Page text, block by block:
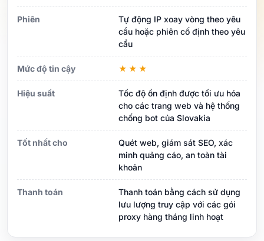
Phiên
Tự động IP xoay vòng theo yêu
cầu hoặc phiên cố định theo yêu
cầu
Mức độ tin cậy ★★★
Hiệu suất
Tốc độ ổn định được tối ưu hóa
cho các trang web và hệ thống
chống bot của Slovakia
Tốt nhất cho
Quét web, giám sát SEO, xác
minh quảng cáo, an toàn tài
khoản
Thanh toán
Thanh toán bằng cách sử dụng
lưu lượng truy cập với các gói
proxy hàng tháng linh hoạt